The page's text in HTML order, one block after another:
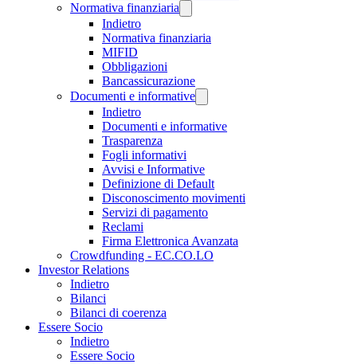
Normativa finanziaria
Indietro
Normativa finanziaria
MIFID
Obbligazioni
Bancassicurazione
Documenti e informative
Indietro
Documenti e informative
Trasparenza
Fogli informativi
Avvisi e Informative
Definizione di Default
Disconoscimento movimenti
Servizi di pagamento
Reclami
Firma Elettronica Avanzata
Crowdfunding - EC.CO.LO
Investor Relations
Indietro
Bilanci
Bilanci di coerenza
Essere Socio
Indietro
Essere Socio